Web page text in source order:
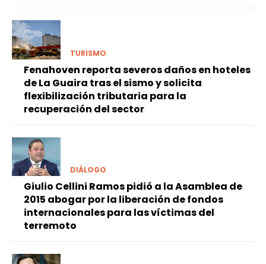
TURISMO
Fenahoven reporta severos daños en hoteles
de La Guaira tras el sismo y solicita
flexibilización tributaria para la
recuperación del sector
DIÁLOGO
Giulio Cellini Ramos pidió a la Asamblea de
2015 abogar por la liberación de fondos
internacionales para las víctimas del
terremoto